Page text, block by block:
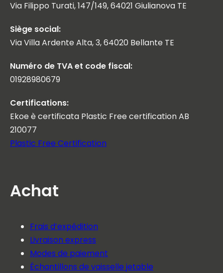
Via Filippo Turati, 147/149, 64021 Giulianova TE
Siège social:
Via Villa Ardente Alta, 3, 64020 Bellante TE
Numéro de TVA et code fiscal:
01928980679
Certifications:
Ekoe è certificata Plastic Free certification AB
210077
Plastic Free Certification
Achat
Frais d’expédition
Livraison express
Modes de paiement
Échantillons de vaisselle jetable